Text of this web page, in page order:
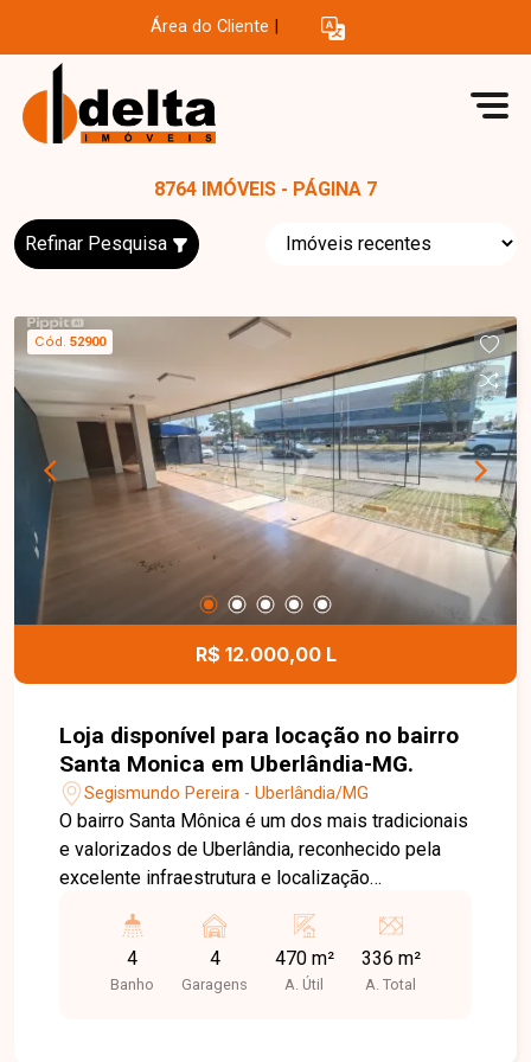
Área do Cliente
8764 IMÓVEIS - PÁGINA 7
Refinar Pesquisa
Cód. 52900
R$ 12.000,00 L
Loja disponível para locação no bairro
Santa Monica em Uberlândia-MG.
Segismundo Pereira - Uberlândia/MG
O bairro Santa Mônica é um dos mais tradicionais
e valorizados de Uberlândia, reconhecido pela
excelente infraestrutura e localização
pessoas, ampla variedade de comércios,
serviços, instituições de ensino e fácil acesso às
principais avenidas da cidade, tornando-se uma
4
Banho
4
Garagens
470 m²
A. Útil
336 m²
A. Total